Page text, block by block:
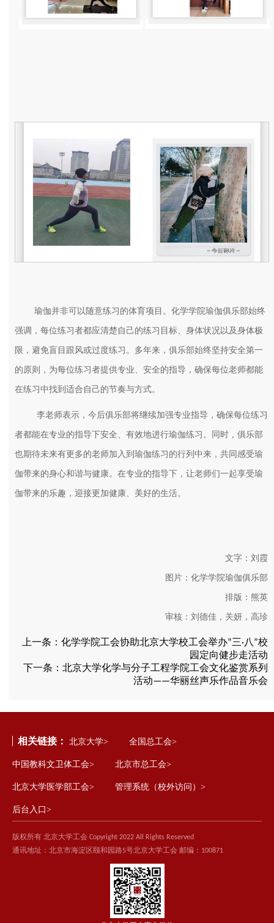
瑜伽并非可以随意练习的体育项目。化学学院瑜伽俱乐部始终
强调，每位练习者都应清楚自己的练习目标、身体状况以及身体极
限，避免盲目跟风或过度练习。多年来，俱乐部始终坚持安全第一
的原则，为每位练习者提供专业、安全的指导，确保每位老师都能
在练习中找到适合自己的节奏与方式。
李老师表示，今后俱乐部将继续加强专业指导，确保每位练习
者都能在专业的指导下安全、有效地进行瑜伽练习。同时，俱乐部
也期待未来有更多的老师加入到瑜伽练习的行列中来，共同感受瑜
伽带来的身心和谐与健康。在专业的指导下，让老师们一起享受瑜
伽带来的乐趣，迎接更加健康、美好的生活。
文字：刘霞
图片：化学学院瑜伽俱乐部
排版：熊英
审核：刘德佳，关妍，高珍
上一条： 化学学院工会协助北京大学校工会举办“三·八”校
园定向健步走活动
下一条： 北京大学化学与分子工程学院工会文化鉴赏系列
活动——华丽丝声乐作品音乐会
相关链接： 北京大学> 全国总工会>
中国教科文卫体工会> 北京市总工会>
北京大学医学部工会> 管理系统（校外访问）>
后台入口>
版权所有 北京大学工会 Copyright 2022 All Rights Reserved
通讯地址：北京市海淀区颐和园路5号北京大学工会 邮编：100871